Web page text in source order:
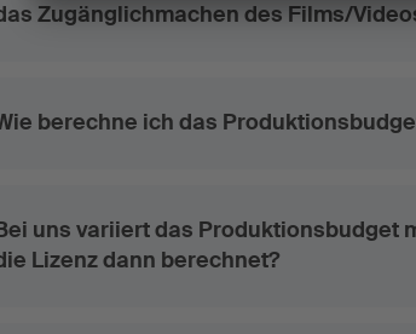
Zugänglichmachen des Films/
berechne ich das
uns variiert das Produktionsbudget
Lizenz dann berechnet?